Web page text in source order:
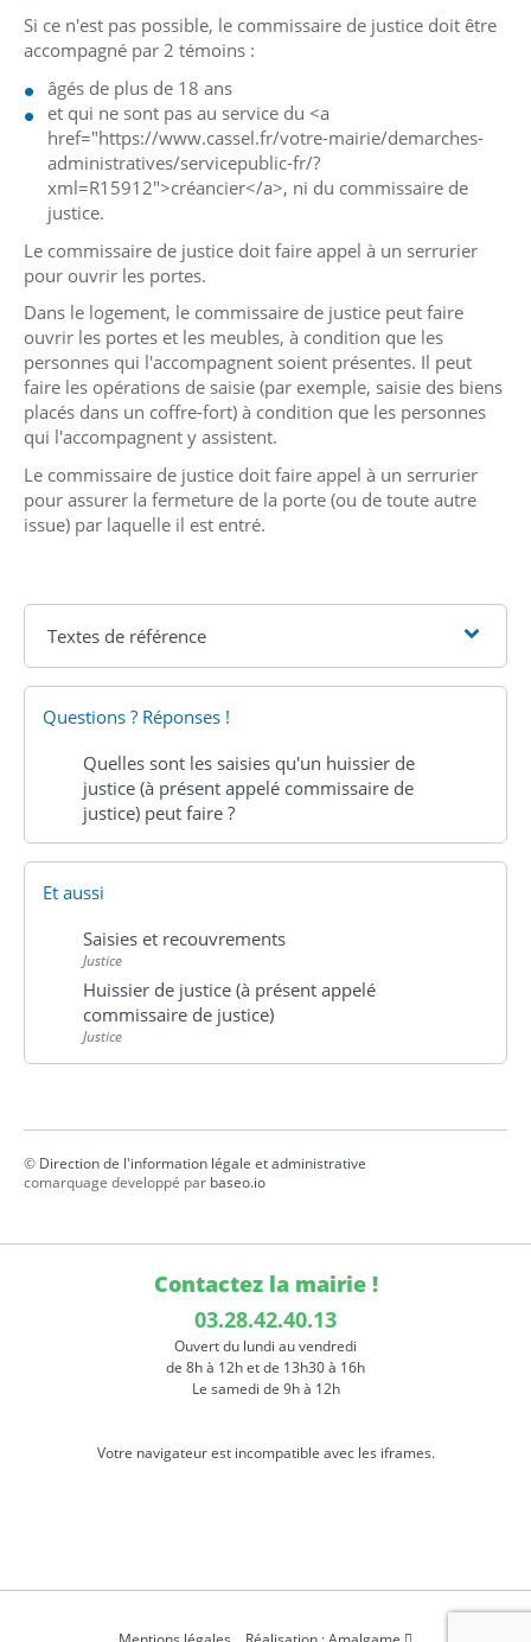
Si ce n'est pas possible, le commissaire de justice doit être
accompagné par 2 témoins :
âgés de plus de 18 ans
et qui ne sont pas au service du <a
href="https://www.cassel.fr/votre-mairie/demarches-
administratives/servicepublic-fr/?
xml=R15912">créancier</a>, ni du commissaire de
justice.
Le commissaire de justice doit faire appel à un serrurier
pour ouvrir les portes.
Dans le logement, le commissaire de justice peut faire
ouvrir les portes et les meubles, à condition que les
personnes qui l'accompagnent soient présentes. Il peut
faire les opérations de saisie (par exemple, saisie des biens
placés dans un coffre-fort) à condition que les personnes
qui l'accompagnent y assistent.
Le commissaire de justice doit faire appel à un serrurier
pour assurer la fermeture de la porte (ou de toute autre
issue) par laquelle il est entré.
Textes de référence
Questions ? Réponses !
Quelles sont les saisies qu'un huissier de
justice (à présent appelé commissaire de
justice) peut faire ?
Et aussi
Saisies et recouvrements
Justice
Huissier de justice (à présent appelé
commissaire de justice)
Justice
© Direction de l'information légale et administrative
comarquage developpé par baseo.io
Contactez la mairie !
03.28.42.40.13
Ouvert du lundi au vendredi
de 8h à 12h et de 13h30 à 16h
Le samedi de 9h à 12h
Votre navigateur est incompatible avec les iframes.